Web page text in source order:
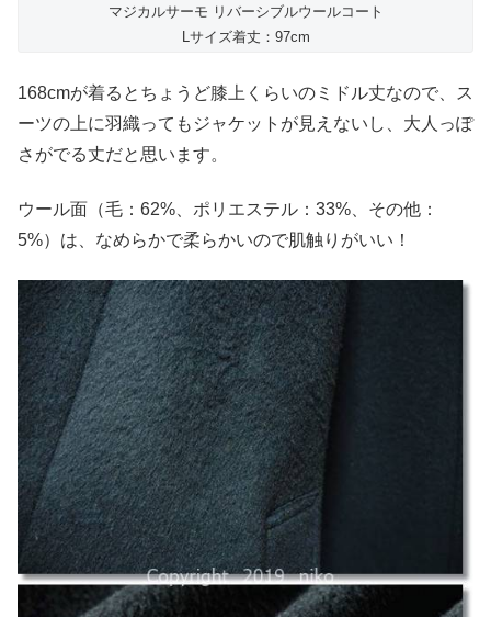
マジカルサーモ リバーシブルウールコート
Lサイズ着丈：97cm
168cmが着るとちょうど膝上くらいのミドル丈なので、ス
ーツの上に羽織ってもジャケットが見えないし、大人っぽ
さがでる丈だと思います。
ウール面（毛：62%、ポリエステル：33%、その他：
5%）は、なめらかで柔らかいので肌触りがいい！